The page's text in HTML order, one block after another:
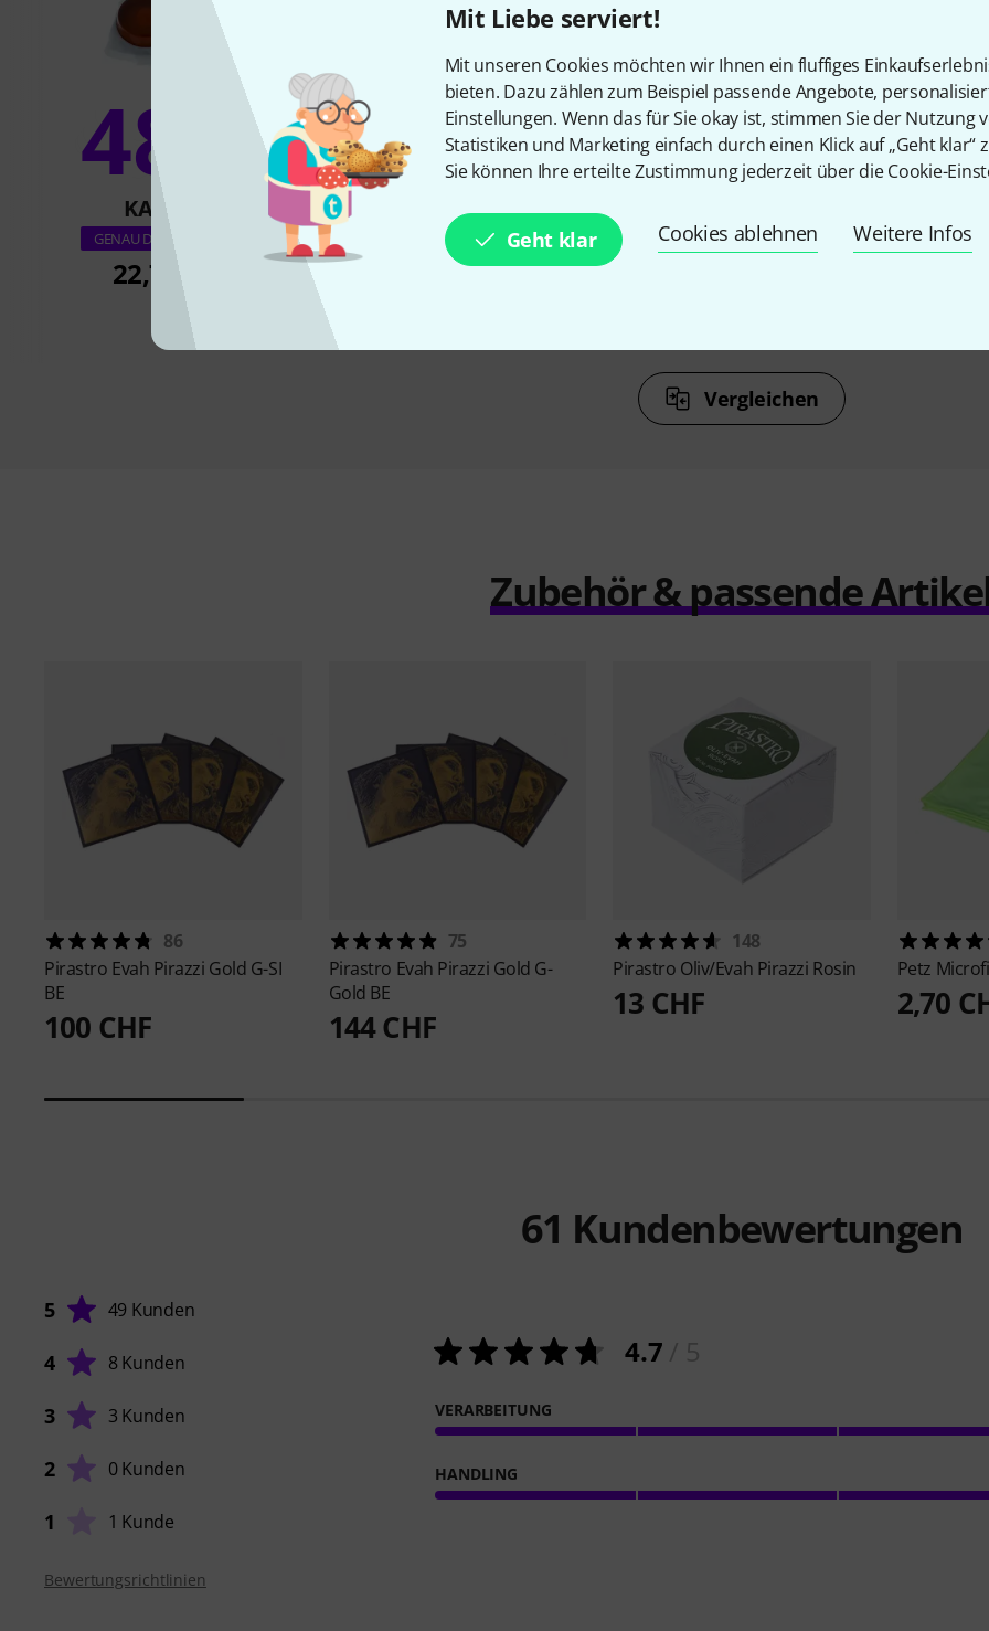
Mit Liebe serviert!
Mit unseren Cookies möchten wir Ihnen ein fluffiges
bieten. Dazu zählen zum Beispiel passende Angebote,
Einstellungen. Wenn das für Sie okay ist, stimmen Sie der Nutzung
Statistiken und Marketing einfach durch einen Klick auf „Geht klar“
Sie können Ihre erteilte Zustimmung jederzeit über die Cookie-
Geht klar Cookies ablehnen Weitere Infos
48%
KAUFTEN
GENAU DIESES PRODUKT
22,70 CHF
11%
KAUFTEN
Pirastro Oliv/Evah Pirazzi
Rosin
10%
Petz Microfibre Cleaning Cloth
Vergleichen
Zubehör & passende
86
Pirastro Evah Pirazzi Gold G-SI
BE
100 CHF
75
Pirastro Evah Pirazzi Gold G-
Gold BE
144 CHF
148
Pirastro Oliv/Evah Pirazzi Rosin
13 CHF
Petz
2,70
61 Kundenbewertungen
5 49 Kunden
4 8 Kunden
3 3 Kunden
2 0 Kunden
1 1 Kunde
4.7
VERARBEITUNG
HANDLING
Bewertungsrichtlinien